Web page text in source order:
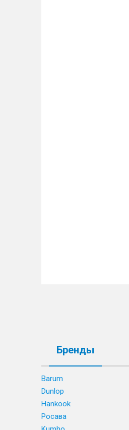
Бренды
Barum
Dunlop
Hankook
Росава